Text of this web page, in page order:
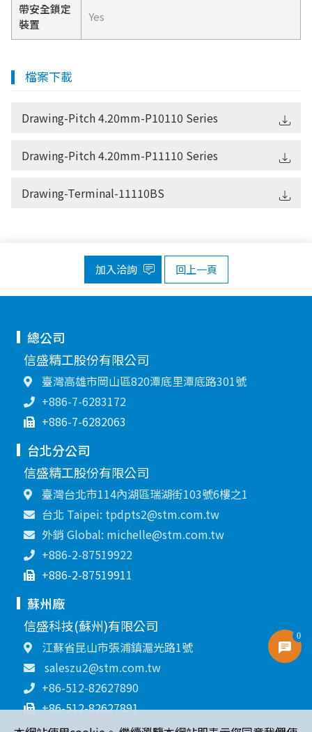
帶安全鎖定
裝置
Yes
檔案下載
Drawing-Pitch 4.20mm-P10110 Series
Drawing-Pitch 4.20mm-P11110 Series
Drawing-Terminal-11110BS
加入洽詢 回上一頁
總公司
信盛精工股份有限公司
臺灣高雄市岡山區820潭底里潭底路301號
+886-7-6283172
+886-7-6282063
台北分公司
信盛精工股份有限公司
臺灣台北市114內湖區瑞湖街103號6樓之1
台北 Taipei: tpdpts2@stm.com.tw
外銷 Global: michelle@stm.com.tw
+886-2-87519922
+886-2-87519911
蘇州廠
信盛科技(蘇州)有限公司
江蘇省昆山市張浦鎮滬光路1號
saleszu2@stm.com.tw
+86-512-82627890
+86-512-82627891
0